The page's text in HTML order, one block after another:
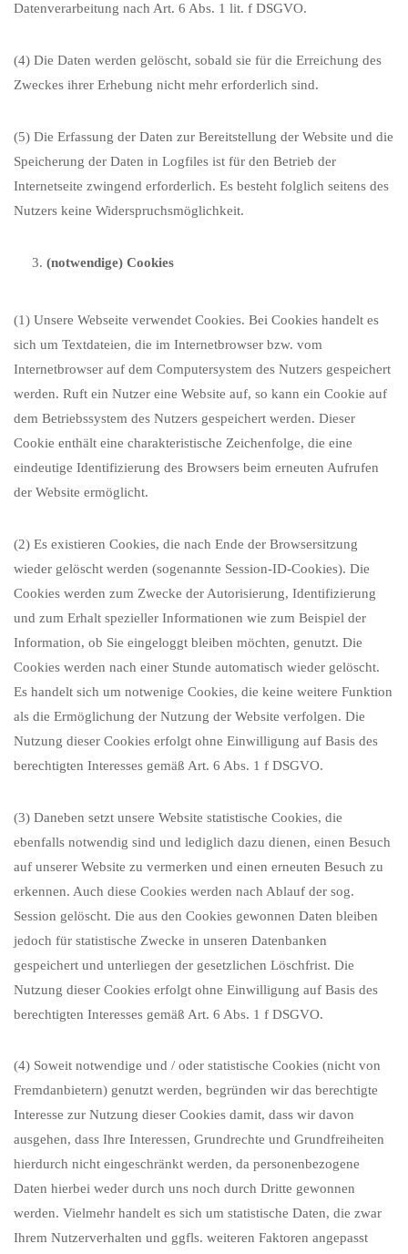
Datenverarbeitung nach Art. 6 Abs. 1 lit. f DSGVO.
(4) Die Daten werden gelöscht, sobald sie für die Erreichung des
Zweckes ihrer Erhebung nicht mehr erforderlich sind.
(5) Die Erfassung der Daten zur Bereitstellung der Website und die
Speicherung der Daten in Logfiles ist für den Betrieb der
Internetseite zwingend erforderlich. Es besteht folglich seitens des
Nutzers keine Widerspruchsmöglichkeit.
(notwendige) Cookies
(1) Unsere Webseite verwendet Cookies. Bei Cookies handelt es
sich um Textdateien, die im Internetbrowser bzw. vom
Internetbrowser auf dem Computersystem des Nutzers gespeichert
werden. Ruft ein Nutzer eine Website auf, so kann ein Cookie auf
dem Betriebssystem des Nutzers gespeichert werden. Dieser
Cookie enthält eine charakteristische Zeichenfolge, die eine
eindeutige Identifizierung des Browsers beim erneuten Aufrufen
der Website ermöglicht.
(2) Es existieren Cookies, die nach Ende der Browsersitzung
wieder gelöscht werden (sogenannte Session-ID-Cookies). Die
Cookies werden zum Zwecke der Autorisierung, Identifizierung
und zum Erhalt spezieller Informationen wie zum Beispiel der
Information, ob Sie eingeloggt bleiben möchten, genutzt. Die
Cookies werden nach einer Stunde automatisch wieder gelöscht.
Es handelt sich um notwenige Cookies, die keine weitere Funktion
als die Ermöglichung der Nutzung der Website verfolgen. Die
Nutzung dieser Cookies erfolgt ohne Einwilligung auf Basis des
berechtigten Interesses gemäß Art. 6 Abs. 1 f DSGVO.
(3) Daneben setzt unsere Website statistische Cookies, die
ebenfalls notwendig sind und lediglich dazu dienen, einen Besuch
auf unserer Website zu vermerken und einen erneuten Besuch zu
erkennen. Auch diese Cookies werden nach Ablauf der sog.
Session gelöscht. Die aus den Cookies gewonnen Daten bleiben
jedoch für statistische Zwecke in unseren Datenbanken
gespeichert und unterliegen der gesetzlichen Löschfrist. Die
Nutzung dieser Cookies erfolgt ohne Einwilligung auf Basis des
berechtigten Interesses gemäß Art. 6 Abs. 1 f DSGVO.
(4) Soweit notwendige und / oder statistische Cookies (nicht von
Fremdanbietern) genutzt werden, begründen wir das berechtigte
Interesse zur Nutzung dieser Cookies damit, dass wir davon
ausgehen, dass Ihre Interessen, Grundrechte und Grundfreiheiten
hierdurch nicht eingeschränkt werden, da personenbezogene
Daten hierbei weder durch uns noch durch Dritte gewonnen
werden. Vielmehr handelt es sich um statistische Daten, die zwar
Ihrem Nutzerverhalten und ggfls. weiteren Faktoren angepasst